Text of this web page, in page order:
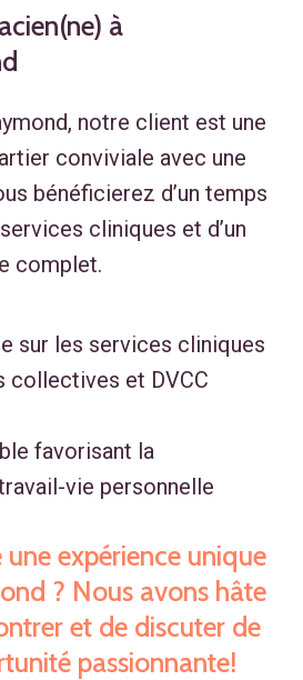
à
notre client est une
conviviale avec une
bénéficierez d’un temps
cliniques et d’un
complet.
sur les services cliniques
collectives et DVCC
favorisant la
vie personnelle
une expérience unique
? Nous avons hâte
et de discuter de
passionnante!